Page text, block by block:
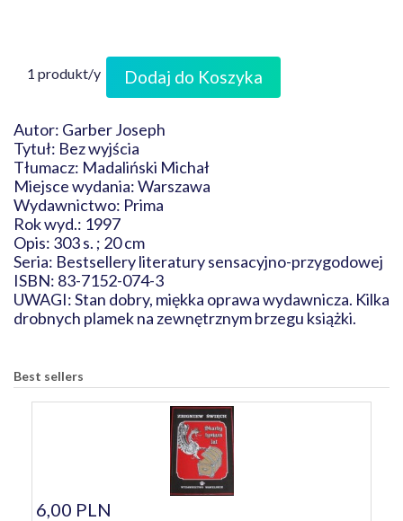
1 produkt/y Dodaj do Koszyka
Autor: Garber Joseph
Tytuł: Bez wyjścia
Tłumacz: Madaliński Michał
Miejsce wydania: Warszawa
Wydawnictwo: Prima
Rok wyd.: 1997
Opis: 303 s. ; 20 cm
Seria: Bestsellery literatury sensacyjno-przygodowej
ISBN: 83-7152-074-3
UWAGI: Stan dobry, miękka oprawa wydawnicza. Kilka
drobnych plamek na zewnętrznym brzegu książki.
Best sellers
6,00 PLN